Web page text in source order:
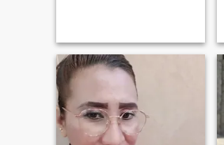
love trying new foods,
listening